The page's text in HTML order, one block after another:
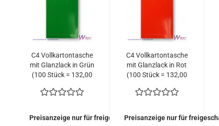
C4 Vollkartontasche
mit Glanzlack in Grün
(100 Stück = 132,00
Preisanzeige nur für freigeschaltete Kunden
C4 Vollkartontasche
mit Glanzlack in Rot
(100 Stück = 132,00
Preisanzeige nur für